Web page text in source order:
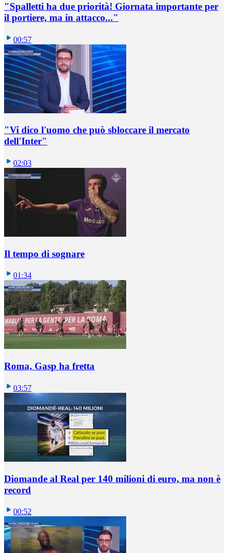
"Spalletti ha due priorità! Giornata importante per
il portiere, ma in attacco..."
00:57
"Vi dico l'uomo che può sbloccare il mercato
dell'Inter"
02:03
Il tempo di sognare
01:34
Roma, Gasp ha fretta
03:57
Diomande al Real per 140 milioni di euro, ma non è
record
00:52